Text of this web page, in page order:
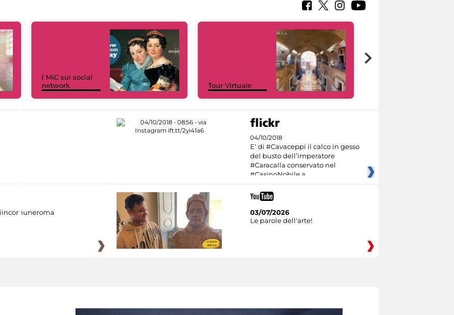
I MiC sui social
network
Tour Virtuale
04/10/2018
E' di #Cavaceppi il calco in gesso
del busto dell’imperatore
#Caracalla conservato nel
#CasinoNobile a
03/07/2026
Le parole dell'arte!